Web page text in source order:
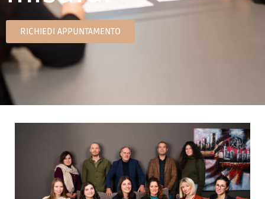
RICHIEDI APPUNTAMENTO